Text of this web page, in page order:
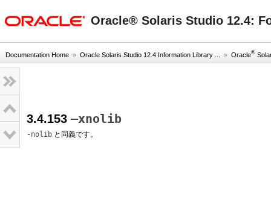
Oracle® Solaris Studio 12.4:
Documentation Home » Oracle Solaris Studio 12.4 Information Library ... » Oracle®
3.4.153 –xnolib
-nolib と同義です。